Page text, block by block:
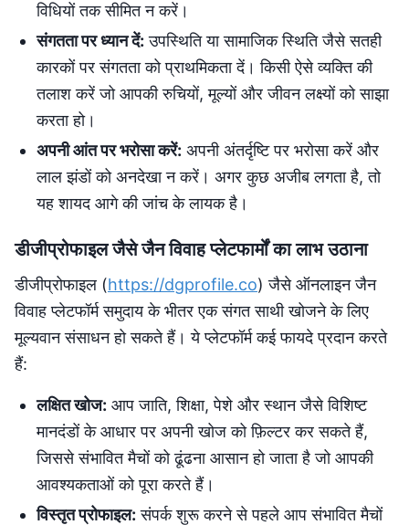
विधियों तक सीमित न करें।
संगतता पर ध्यान दें: उपस्थिति या सामाजिक स्थिति जैसे सतही
कारकों पर संगतता को प्राथमिकता दें। किसी ऐसे व्यक्ति की
तलाश करें जो आपकी रुचियों, मूल्यों और जीवन लक्ष्यों को साझा
करता हो।
अपनी आंत पर भरोसा करें: अपनी अंतर्दृष्टि पर भरोसा करें और
लाल झंडों को अनदेखा न करें। अगर कुछ अजीब लगता है, तो
यह शायद आगे की जांच के लायक है।
डीजीप्रोफाइल जैसे जैन विवाह प्लेटफार्मों का लाभ उठाना
डीजीप्रोफाइल (https://dgprofile.co) जैसे ऑनलाइन जैन
विवाह प्लेटफॉर्म समुदाय के भीतर एक संगत साथी खोजने के लिए
मूल्यवान संसाधन हो सकते हैं। ये प्लेटफॉर्म कई फायदे प्रदान करते
हैं:
लक्षित खोज: आप जाति, शिक्षा, पेशे और स्थान जैसे विशिष्ट
मानदंडों के आधार पर अपनी खोज को फ़िल्टर कर सकते हैं,
जिससे संभावित मैचों को ढूंढना आसान हो जाता है जो आपकी
आवश्यकताओं को पूरा करते हैं।
विस्तृत प्रोफाइल: संपर्क शुरू करने से पहले आप संभावित मैचों